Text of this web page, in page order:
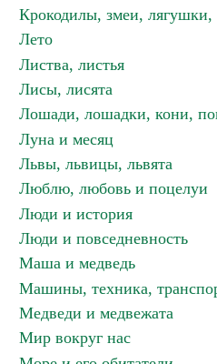
Крокодилы, змеи, лягушки,
Лето
Листва, листья
Лисы, лисята
Лошади, лошадки, кони,
Луна и месяц
Львы, львицы, львята
Люблю, любовь и поцелуи
Люди и история
Люди и повседневность
Маша и медведь
Машины, техника,
Медведи и медвежата
Мир вокруг нас